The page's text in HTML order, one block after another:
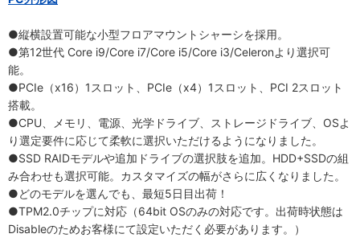
●縦横設置可能な小型フロアマウントシャーシを採用。
●第12世代 Core i9/Core i7/Core i5/Core i3/Celeronより選択可
能。
●PCIe（x16）1スロット、PCIe（x4）1スロット、PCI 2スロット
搭載。
●CPU、メモリ、電源、光学ドライブ、ストレージドライブ、OSよ
り選定要件に応じて柔軟に選択いただけるようになりました。
●SSD RAIDモデルや追加ドライブの選択肢を追加。HDD+SSDの組
み合わせも選択可能。カスタマイズの幅がさらに広くなりました。
●どのモデルを選んでも、最短5日目出荷！
●TPM2.0チップに対応（64bit OSのみの対応です。出荷時状態は
Disableのためお客様にて設定いただく必要があります。）